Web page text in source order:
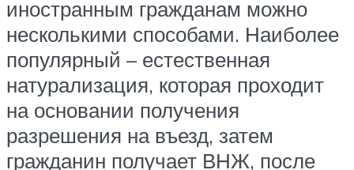
иностранным гражданам можно
несколькими способами. Наиболее
популярный – естественная
натурализация, которая проходит
на основании получения
разрешения на въезд, затем
гражданин получает ВНЖ, после